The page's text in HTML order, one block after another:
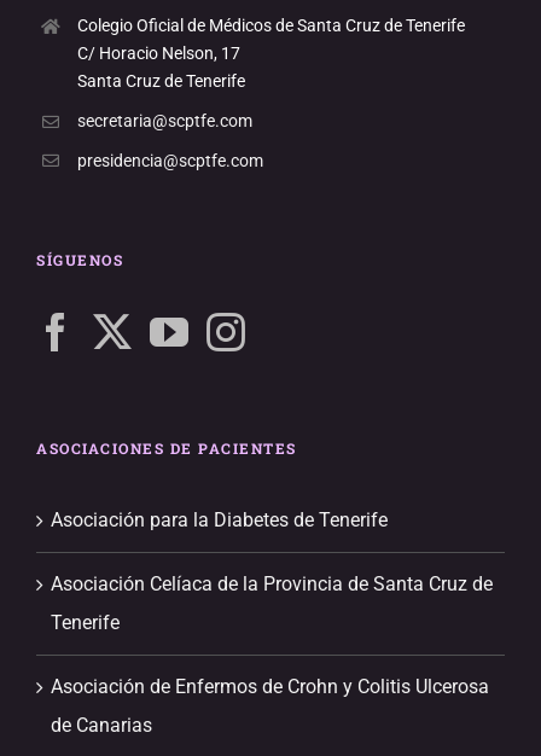
Colegio Oficial de Médicos de Santa Cruz de Tenerife
C/ Horacio Nelson, 17
Santa Cruz de Tenerife
secretaria@scptfe.com
presidencia@scptfe.com
SÍGUENOS
ASOCIACIONES DE PACIENTES
Asociación para la Diabetes de Tenerife
Asociación Celíaca de la Provincia de Santa Cruz de
Tenerife
Asociación de Enfermos de Crohn y Colitis Ulcerosa
de Canarias